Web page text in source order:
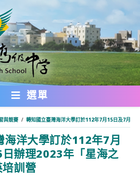
選單
與競賽 / 轉知國立臺灣海洋大學訂於112年7月15日及7月16
海洋大學訂於112年7月
辦理2023年「星海之
訓營